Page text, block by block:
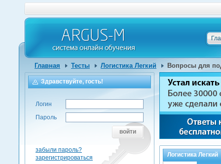
Главная Тесты Логистика Легкий Вопросы для
Логистика Легкий
Здравствуйте, гость!
Логин
Пароль
войти
забыли пароль?
зарегистрироваться